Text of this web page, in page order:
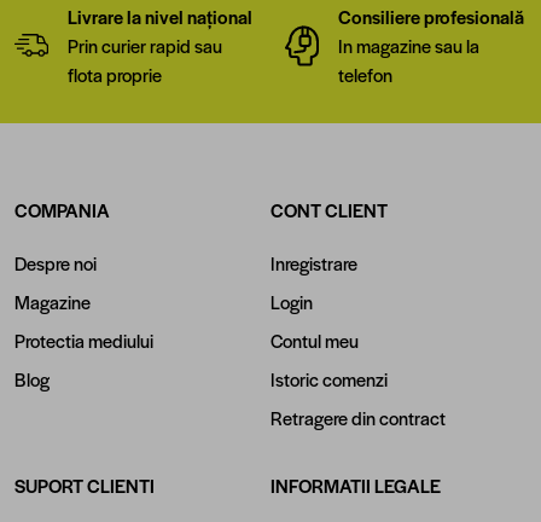
Livrare la nivel național
Prin curier rapid sau
flota proprie
Consiliere profesională
In magazine sau la
telefon
COMPANIA
Despre noi
Magazine
Protectia mediului
Blog
CONT CLIENT
Inregistrare
Login
Contul meu
Istoric comenzi
Retragere din contract
SUPORT CLIENTI
INFORMATII LEGALE